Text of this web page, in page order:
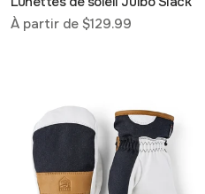
Prix
À partir de $129.99